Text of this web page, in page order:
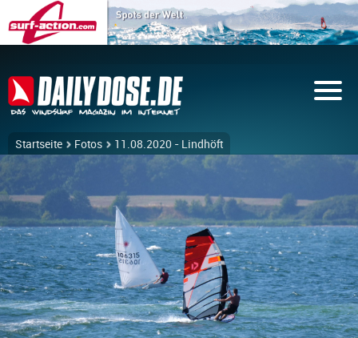
Startseite Fotos 11.08.2020 - Lindhöft